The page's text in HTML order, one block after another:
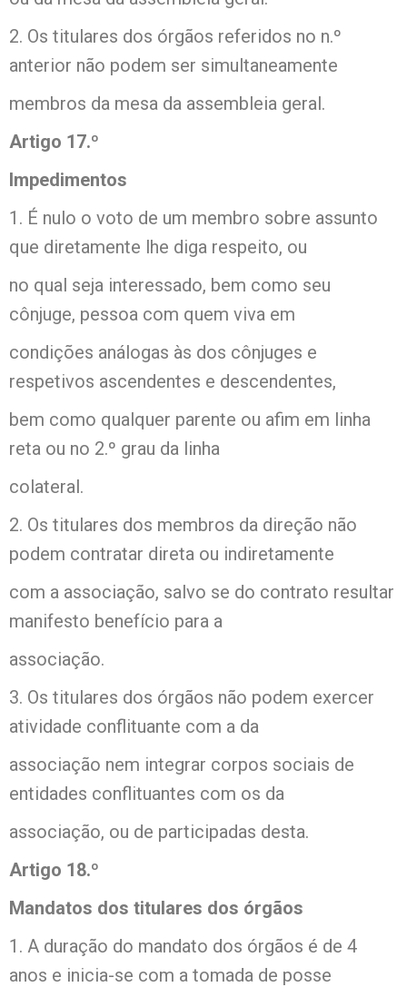
2. Os titulares dos órgãos referidos no n.º
anterior não podem ser simultaneamente
membros da mesa da assembleia geral.
Artigo 17.º
Impedimentos
1. É nulo o voto de um membro sobre assunto
que diretamente lhe diga respeito, ou
no qual seja interessado, bem como seu
cônjuge, pessoa com quem viva em
condições análogas às dos cônjuges e
respetivos ascendentes e descendentes,
bem como qualquer parente ou afim em linha
reta ou no 2.º grau da linha
colateral.
2. Os titulares dos membros da direção não
podem contratar direta ou indiretamente
com a associação, salvo se do contrato resultar
manifesto benefício para a
associação.
3. Os titulares dos órgãos não podem exercer
atividade conflituante com a da
associação nem integrar corpos sociais de
entidades conflituantes com os da
associação, ou de participadas desta.
Artigo 18.º
Mandatos dos titulares dos órgãos
1. A duração do mandato dos órgãos é de 4
anos e inicia-se com a tomada de posse